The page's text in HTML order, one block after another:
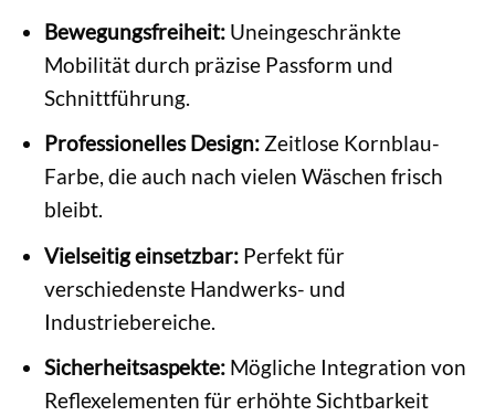
Bewegungsfreiheit:Uneingeschränkte
Mobilität durch präzise Passform und
Schnittführung.
Professionelles Design:Zeitlose Kornblau-
Farbe, die auch nach vielen Wäschen frisch
bleibt.
Vielseitig einsetzbar:Perfekt für
verschiedenste Handwerks- und
Industriebereiche.
Sicherheitsaspekte:Mögliche Integration von
Reflexelementen für erhöhte Sichtbarkeit